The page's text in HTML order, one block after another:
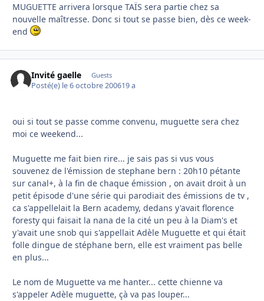
MUGUETTE arrivera lorsque TAÏS sera partie chez sa
nouvelle maîtresse. Donc si tout se passe bien, dès ce week-
end
Invité gaelle Guests
Posté(e) le 6 octobre 200619 a
oui si tout se passe comme convenu, muguette sera chez
moi ce weekend...
Muguette me fait bien rire... je sais pas si vus vous
souvenez de l'émission de stephane bern : 20h10 pétante
sur canal+, à la fin de chaque émission , on avait droit à un
petit épisode d'une série qui parodiait des émissions de tv ,
ca s'appellelait la Bern academy, dedans y'avait florence
foresty qui faisait la nana de la cité un peu à la Diam's et
y'avait une snob qui s'appellait Adèle Muguette et qui était
folle dingue de stéphane bern, elle est vraiment pas belle
en plus...
Le nom de Muguette va me hanter... cette chienne va
s'appeler Adèle muguette, çà va pas louper...